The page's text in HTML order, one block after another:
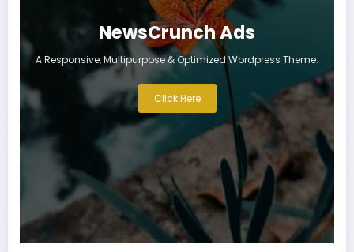
NewsCrunch Ads
A Responsive, Multipurpose & Optimized Wordpress Theme.
Click Here